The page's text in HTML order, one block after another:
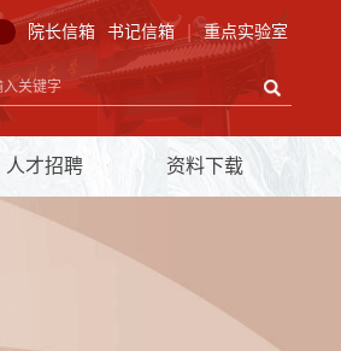
重点实验室
书记信箱
院长信箱
人才招聘 资料下载